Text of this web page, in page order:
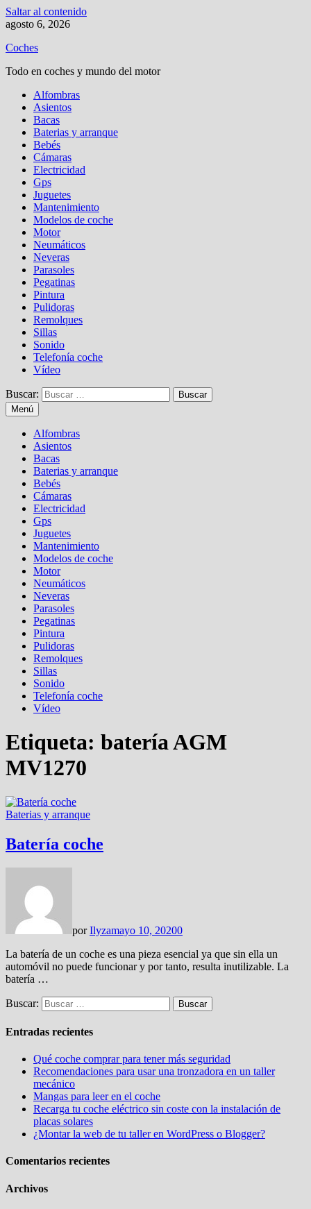
Saltar al contenido
agosto 6, 2026
Coches
Todo en coches y mundo del motor
Alfombras
Asientos
Bacas
Baterias y arranque
Bebés
Cámaras
Electricidad
Gps
Juguetes
Mantenimiento
Modelos de coche
Motor
Neumáticos
Neveras
Parasoles
Pegatinas
Pintura
Pulidoras
Remolques
Sillas
Sonido
Telefonía coche
Vídeo
Buscar:
Menú
Alfombras
Asientos
Bacas
Baterias y arranque
Bebés
Cámaras
Electricidad
Gps
Juguetes
Mantenimiento
Modelos de coche
Motor
Neumáticos
Neveras
Parasoles
Pegatinas
Pintura
Pulidoras
Remolques
Sillas
Sonido
Telefonía coche
Vídeo
Etiqueta: batería AGM
MV1270
Baterias y arranque
Batería coche
porIlyzamayo 10, 20200
La batería de un coche es una pieza esencial ya que sin ella un
automóvil no puede funcionar y por tanto, resulta inutilizable. La
batería …
Buscar:
Entradas recientes
Qué coche comprar para tener más seguridad
Recomendaciones para usar una tronzadora en un taller
mecánico
Mangas para leer en el coche
Recarga tu coche eléctrico sin coste con la instalación de
placas solares
¿Montar la web de tu taller en WordPress o Blogger?
Comentarios recientes
Archivos